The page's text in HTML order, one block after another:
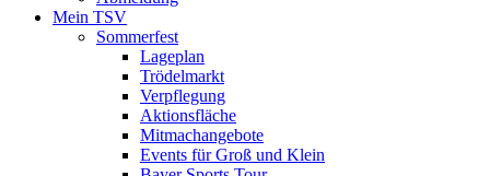
Mein TSV
Sommerfest
Lageplan
Trödelmarkt
Verpflegung
Aktionsfläche
Mitmachangebote
Events für Groß und Klein